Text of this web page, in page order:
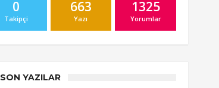
0
Takipçi
663
Yazı
1325
Yorumlar
SON YAZILAR